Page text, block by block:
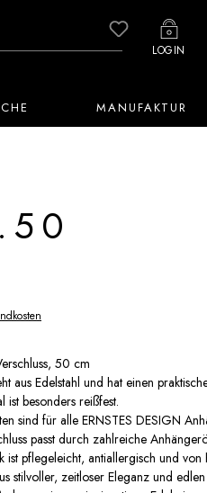
Du hast 0
LOGIN
MANUFAKTUR
50 cm
aus Edelstahl und hat einen
ist besonders reißfest.
sind für alle ERNSTES DESIGN
passt durch zahlreiche
ist pflegeleicht, antiallergisch und
stilvoller, zeitloser Eleganz und